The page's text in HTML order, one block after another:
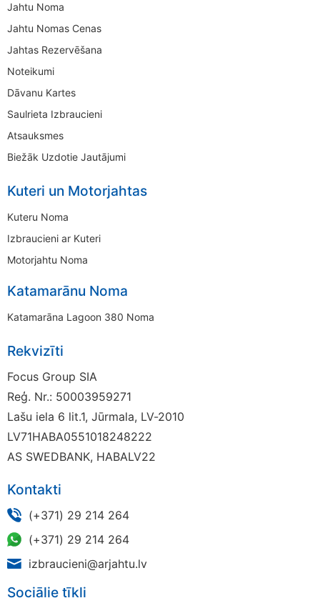
Jahtu Noma
Jahtu Nomas Cenas
Jahtas Rezervēšana
Noteikumi
Dāvanu Kartes
Saulrieta Izbraucieni
Atsauksmes
Biežāk Uzdotie Jautājumi
Kuteri un Motorjahtas
Kuteru Noma
Izbraucieni ar Kuteri
Motorjahtu Noma
Katamarānu Noma
Katamarāna Lagoon 380 Noma
Rekvizīti
Focus Group SIA
Reģ. Nr.: 50003959271
Lašu iela 6 lit.1, Jūrmala, LV-2010
LV71HABA0551018248222
AS SWEDBANK, HABALV22
Kontakti
(+371) 29 214 264
(+371) 29 214 264
izbraucieni@arjahtu.lv
Sociālie tīkli